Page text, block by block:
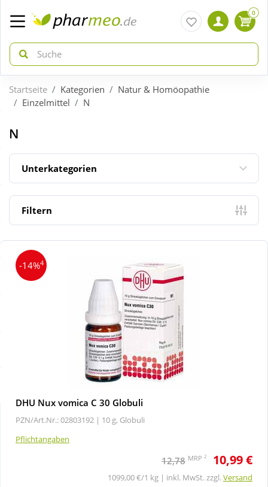
zurück
ÜBERSICHT AKTIONEN
Aktuelle Coupons
Neuheiten
Sale
Täglich gut versorgt
zurück
ÜBERSICHT KATEGORIEN
Arzneimittel
Diabetes
Körperpflege & Kosmetik
Nahrungsergänzung
Natur & Homöopathie
0
Startseite Kategorien
Natur & Homöopathie
Einzelmittel
N
N
Unterkategorien
Filtern
-14%4
DHU Nux vomica C 30 Globuli
PZN/Art.Nr.: 02803192 | 10 g, Globuli
Pflichtangaben
12,78 MRP 2 10,99 €
1099,00 €/1 kg | inkl. MwSt. zzgl.Versand